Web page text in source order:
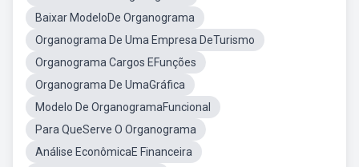
Baixar ModeloDe Organograma
Organograma De Uma Empresa DeTurismo
Organograma Cargos EFunções
Organograma De UmaGráfica
Modelo De OrganogramaFuncional
Para QueServe O Organograma
Análise EconômicaE Financeira